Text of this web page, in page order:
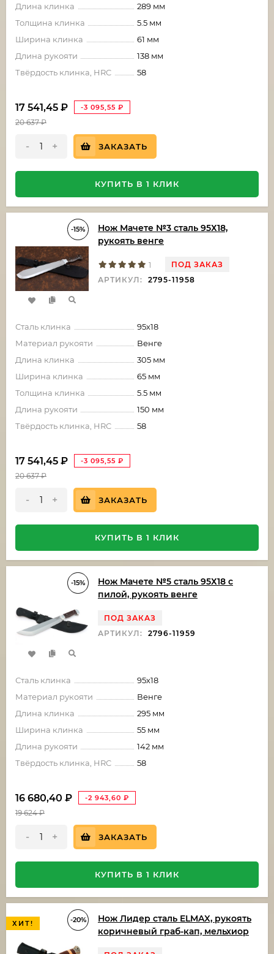
Длина клинка
289 мм
Толщина клинка
5.5 мм
Ширина клинка
61 мм
Длина рукояти
138 мм
Твёрдость клинка, HRC
58
17 541,45 ₽ -3 095,55 ₽
20 637₽
- + ЗАКАЗАТЬ
КУПИТЬ В 1 КЛИК
-15%
Нож Мачете №3 сталь 95Х18,
рукоять венге
1
ПОД ЗАКАЗ
АРТИКУЛ:
2795-11958
Сталь клинка
95х18
Материал рукояти
Венге
Длина клинка
305 мм
Ширина клинка
65 мм
Толщина клинка
5.5 мм
Длина рукояти
150 мм
Твёрдость клинка, HRC
58
17 541,45 ₽ -3 095,55 ₽
20 637₽
- + ЗАКАЗАТЬ
КУПИТЬ В 1 КЛИК
-15%
Нож Мачете №5 сталь 95Х18 с
пилой, рукоять венге
ПОД ЗАКАЗ
АРТИКУЛ:
2796-11959
Сталь клинка
95х18
Материал рукояти
Венге
Длина клинка
295 мм
Ширина клинка
55 мм
Длина рукояти
142 мм
Твёрдость клинка, HRC
58
16 680,40 ₽ -2 943,60 ₽
19 624₽
- + ЗАКАЗАТЬ
КУПИТЬ В 1 КЛИК
ХИТ! -20%
Нож Лидер сталь ELMAX, рукоять
коричневый граб-кап, мельхиор